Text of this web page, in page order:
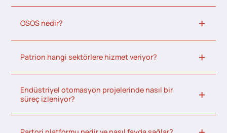
OSOS nedir?
Patrion hangi sektörlere hizmet veriyor?
Endüstriyel otomasyon projelerinde nasıl bir
süreç izleniyor?